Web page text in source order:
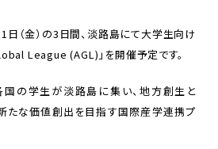
日（金）の3日間、淡路島にて大学生向け
League (AGL)」を開催予定です。
国の学生が淡路島に集い、地方創生と
な価値創出を目指す国際産学連携プ